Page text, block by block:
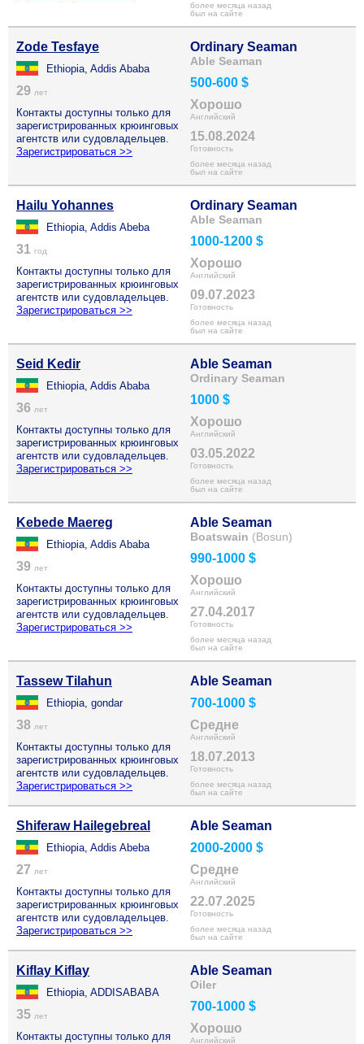
более месяца назад
был на сайте
Zode Tesfaye
Ethiopia, Addis Ababa
29 лет
Контакты доступны только для
зарегистрированных крюинговых
агентств или судовладельцев.
Зарегистрироваться >>
Ordinary Seaman
Able Seaman
500-600 $
Хорошо
Английский
15.08.2024
Готовность
более месяца назад
был на сайте
Hailu Yohannes
Ethiopia, Addis Abeba
31 год
Контакты доступны только для
зарегистрированных крюинговых
агентств или судовладельцев.
Зарегистрироваться >>
Ordinary Seaman
Able Seaman
1000-1200 $
Хорошо
Английский
09.07.2023
Готовность
более месяца назад
был на сайте
Seid Kedir
Ethiopia, Addis Ababa
36 лет
Контакты доступны только для
зарегистрированных крюинговых
агентств или судовладельцев.
Зарегистрироваться >>
Able Seaman
Ordinary Seaman
1000 $
Хорошо
Английский
03.05.2022
Готовность
более месяца назад
был на сайте
Kebede Maereg
Ethiopia, Addis Ababa
39 лет
Контакты доступны только для
зарегистрированных крюинговых
агентств или судовладельцев.
Зарегистрироваться >>
Able Seaman
Boatswain (Bosun)
990-1000 $
Хорошо
Английский
27.04.2017
Готовность
более месяца назад
был на сайте
Tassew Tilahun
Ethiopia, gondar
38 лет
Контакты доступны только для
зарегистрированных крюинговых
агентств или судовладельцев.
Зарегистрироваться >>
Able Seaman
700-1000 $
Средне
Английский
18.07.2013
Готовность
более месяца назад
был на сайте
Shiferaw Hailegebreal
Ethiopia, Addis Abeba
27 лет
Контакты доступны только для
зарегистрированных крюинговых
агентств или судовладельцев.
Зарегистрироваться >>
Able Seaman
2000-2000 $
Средне
Английский
22.07.2025
Готовность
более месяца назад
был на сайте
Kiflay Kiflay
Ethiopia, ADDISABABA
35 лет
Контакты доступны только для
Able Seaman
Oiler
700-1000 $
Хорошо
Английский